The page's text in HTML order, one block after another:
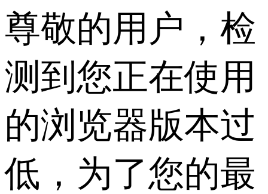
尊敬的用户，检
测到您正在使用
的浏览器版本过
低，为了您的最